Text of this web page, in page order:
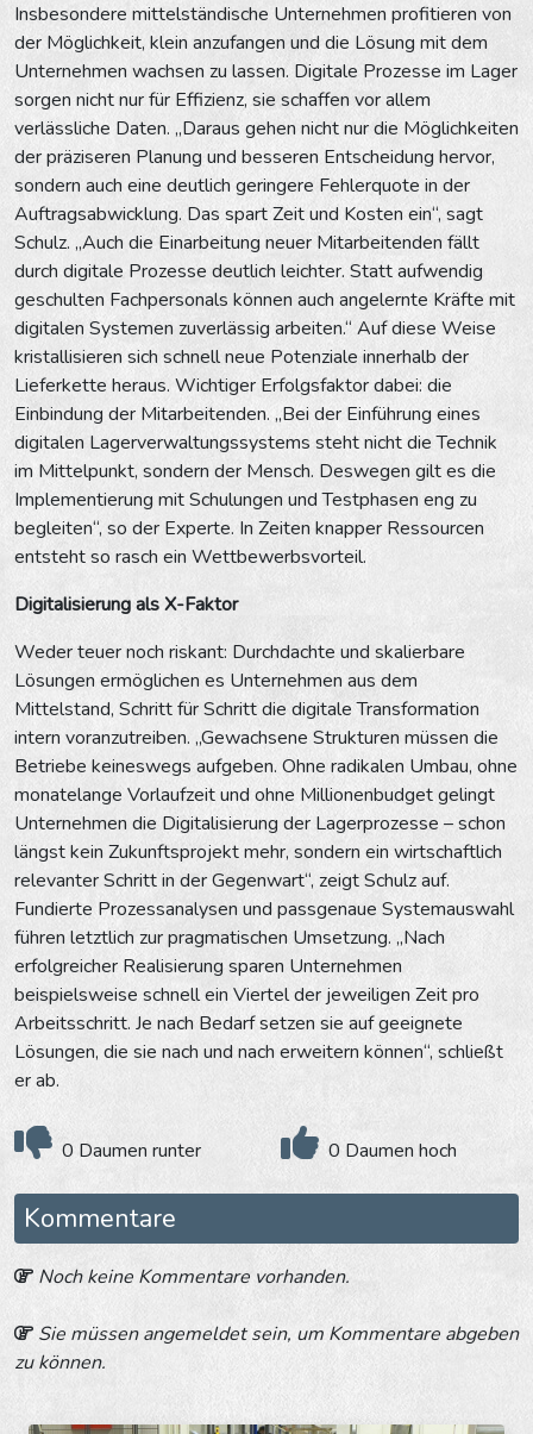
Insbesondere mittelständische Unternehmen profitieren von
der Möglichkeit, klein anzufangen und die Lösung mit dem
Unternehmen wachsen zu lassen. Digitale Prozesse im Lager
sorgen nicht nur für Effizienz, sie schaffen vor allem
verlässliche Daten. „Daraus gehen nicht nur die Möglichkeiten
der präziseren Planung und besseren Entscheidung hervor,
sondern auch eine deutlich geringere Fehlerquote in der
Auftragsabwicklung. Das spart Zeit und Kosten ein“, sagt
Schulz. „Auch die Einarbeitung neuer Mitarbeitenden fällt
durch digitale Prozesse deutlich leichter. Statt aufwendig
geschulten Fachpersonals können auch angelernte Kräfte mit
digitalen Systemen zuverlässig arbeiten.“ Auf diese Weise
kristallisieren sich schnell neue Potenziale innerhalb der
Lieferkette heraus. Wichtiger Erfolgsfaktor dabei: die
Einbindung der Mitarbeitenden. „Bei der Einführung eines
digitalen Lagerverwaltungssystems steht nicht die Technik
im Mittelpunkt, sondern der Mensch. Deswegen gilt es die
Implementierung mit Schulungen und Testphasen eng zu
begleiten“, so der Experte. In Zeiten knapper Ressourcen
entsteht so rasch ein Wettbewerbsvorteil.
Digitalisierung als X-Faktor
Weder teuer noch riskant: Durchdachte und skalierbare
Lösungen ermöglichen es Unternehmen aus dem
Mittelstand, Schritt für Schritt die digitale Transformation
intern voranzutreiben. „Gewachsene Strukturen müssen die
Betriebe keineswegs aufgeben. Ohne radikalen Umbau, ohne
monatelange Vorlaufzeit und ohne Millionenbudget gelingt
Unternehmen die Digitalisierung der Lagerprozesse – schon
längst kein Zukunftsprojekt mehr, sondern ein wirtschaftlich
relevanter Schritt in der Gegenwart“, zeigt Schulz auf.
Fundierte Prozessanalysen und passgenaue Systemauswahl
führen letztlich zur pragmatischen Umsetzung. „Nach
erfolgreicher Realisierung sparen Unternehmen
beispielsweise schnell ein Viertel der jeweiligen Zeit pro
Arbeitsschritt. Je nach Bedarf setzen sie auf geeignete
Lösungen, die sie nach und nach erweitern können“, schließt
er ab.
0 Daumen runter 0 Daumen hoch
Kommentare
Noch keine Kommentare vorhanden.
Sie müssen angemeldet sein, um Kommentare abgeben
zu können.